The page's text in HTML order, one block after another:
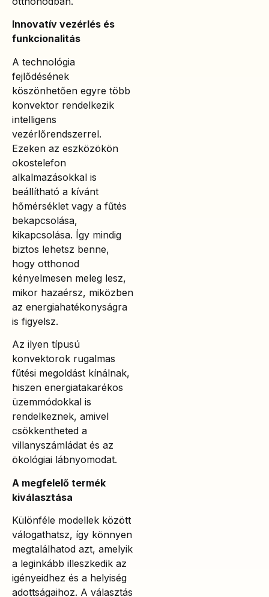
Innovatív vezérlés és
funkcionalitás
A technológia
fejlődésének
köszönhetően egyre több
konvektor rendelkezik
intelligens
vezérlőrendszerrel.
Ezeken az eszközökön
okostelefon
alkalmazásokkal is
beállítható a kívánt
hőmérséklet vagy a fűtés
bekapcsolása,
kikapcsolása. Így mindig
biztos lehetsz benne,
hogy otthonod
kényelmesen meleg lesz,
mikor hazaérsz, miközben
az energiahatékonyságra
is figyelsz.
Az ilyen típusú
konvektorok rugalmas
fűtési megoldást kínálnak,
hiszen energiatakarékos
üzemmódokkal is
rendelkeznek, amivel
csökkentheted a
villanyszámládat és az
ökológiai lábnyomodat.
A megfelelő termék
kiválasztása
Különféle modellek között
válogathatsz, így könnyen
megtalálhatod azt, amelyik
a leginkább illeszkedik az
igényeidhez és a helyiség
adottságaihoz. A választás